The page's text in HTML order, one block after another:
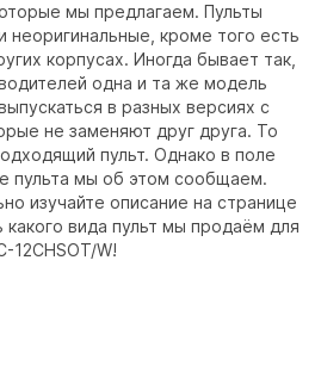
мы предлагаем. Пульты
неоригинальные, кроме того есть
корпусах. Иногда бывает так,
одна и та же модель
в разных версиях с
не заменяют друг друга. То
пульт. Однако в поле
пульта мы об этом сообщаем.
изучайте описание на странице
какого вида пульт мы продаём для
12CHSOT/W!